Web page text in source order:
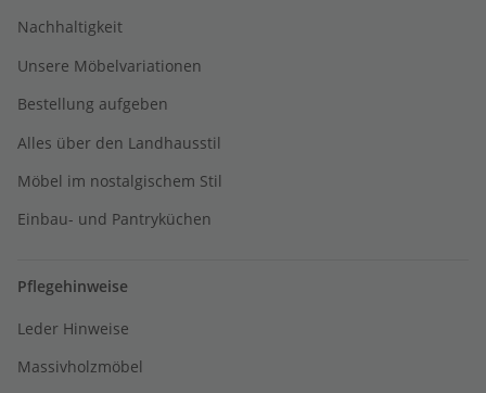
Nachhaltigkeit
Unsere Möbelvariationen
Bestellung aufgeben
Alles über den Landhausstil
Möbel im nostalgischem Stil
Einbau- und Pantryküchen
Pflegehinweise
Leder Hinweise
Massivholzmöbel